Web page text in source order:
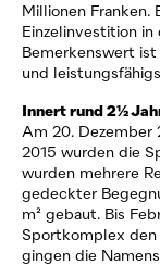
Millionen Franken.
Einzelinvestition
Bemerkenswert
und
Innert rund 2½
Am 20. Dezember
2015 wurden die
wurden mehrere
gedeckter
m² gebaut. Bis
Sportkomplex den
gingen die